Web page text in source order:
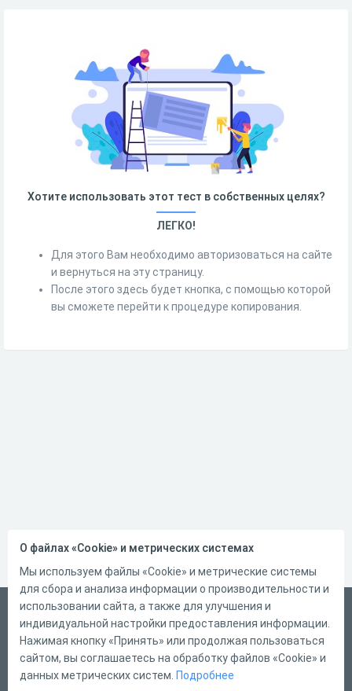
Хотите использовать этот тест в собственных целях?
ЛЕГКО!
Для этого Вам необходимо авторизоваться на сайте
и вернуться на эту страницу.
После этого здесь будет кнопка, с помощью которой
вы сможете перейти к процедуре копирования.
Русский
Справка
Форма обратной связи
О файлах «Cookie» и метрических системах
Мы используем файлы «Cookie» и метрические системы
для сбора и анализа информации о производительности и
использовании сайта, а также для улучшения и
индивидуальной настройки предоставления информации.
Нажимая кнопку «Принять» или продолжая пользоваться
сайтом, вы соглашаетесь на обработку файлов «Cookie» и
данных метрических систем. Подробнее